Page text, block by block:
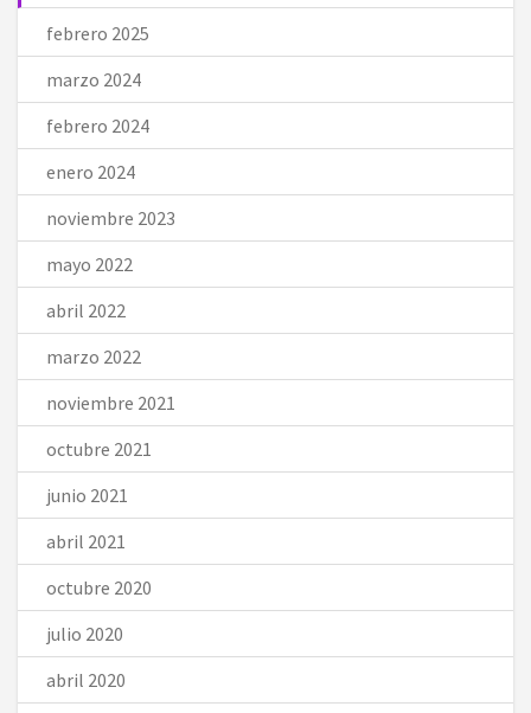
febrero 2025
marzo 2024
febrero 2024
enero 2024
noviembre 2023
mayo 2022
abril 2022
marzo 2022
noviembre 2021
octubre 2021
junio 2021
abril 2021
octubre 2020
julio 2020
abril 2020